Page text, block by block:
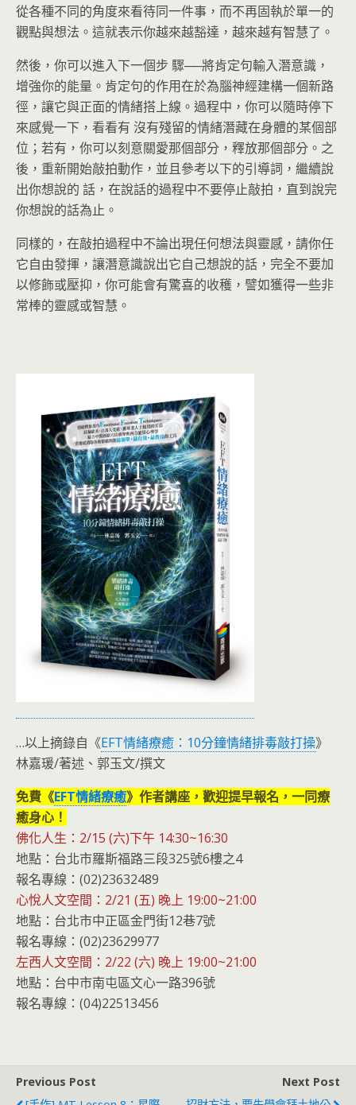
從各種不同的角度來看待同一件事，而不再固執於單一的
觀點與想法。這就表示你越來越豁達，越來越有智慧了。
然後，你可以進入下一個步 驟──將肯定句輸入潛意識，
增強你的能量。肯定句的作用在於為腦神經建構一個新路
徑，讓它與正面的情緒搭上線。過程中，你可以隨時停下
來感覺一下，看看有 沒有殘留的情緒潛藏在身體的某個部
位；若有，你可以刻意關愛那個部分，釋放那個部分。之
後，重新開始敲拍動作，並且參考以下的引導詞，繼續說
出你想說的 話，在說話的過程中不要停止敲拍，直到說完
你想說的話為止。
同樣的，在敲拍過程中不論出現任何想法與靈感，請你任
它自由發揮，讓潛意識說出它自己想說的話，完全不要加
以修飾或壓抑，你可能會有驚喜的收穫，譬如獲得一些非
常棒的靈感或智慧。
…以上摘錄自《EFT情緒療癒：10分鐘情緒排毒敲打操》
林嘉瑗/著述、郭玉文/撰文
免費《EFT情緒療癒》作者講座，歡迎提早報名，一同療
癒身心！
佛化人生：2/15 (六)下午 14:30~16:30
地點：台北市羅斯福路三段325號6樓之4
報名專線：(02)23632489
心悅人文空間：2/21 (五) 晚上 19:00~21:00
地點：台北市中正區金門街12巷7號
報名專線：(02)23629977
左西人文空間：2/22 (六) 晚上 19:00~21:00
地點：台中市南屯區文心一路396號
報名專線：(04)22513456
Previous Post
Next Post